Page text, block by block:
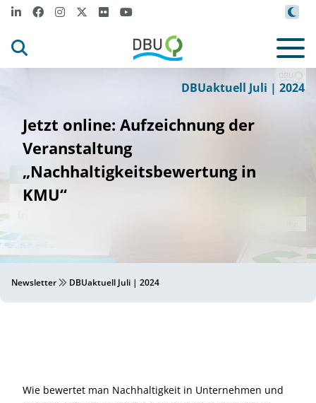
DBUaktuell Juli | 2024
Jetzt online: Aufzeichnung der
Veranstaltung
„Nachhaltigkeitsbewertung in
KMU“
Newsletter DBUaktuell Juli | 2024
Wie bewertet man Nachhaltigkeit in Unternehmen und